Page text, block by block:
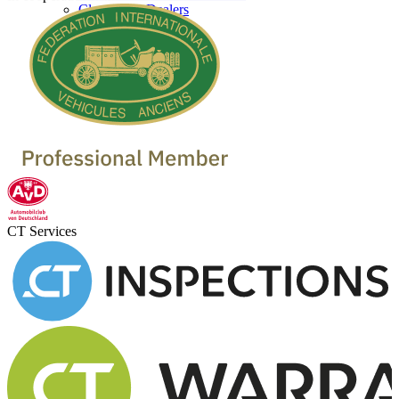
Classic Car Dealers
CT Services